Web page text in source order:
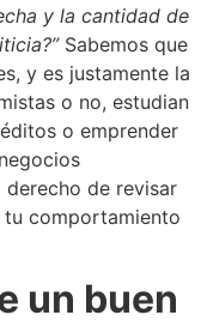
y la cantidad de
Sabemos que
y es justamente la
o no, estudian
o emprender
derecho de revisar
comportamiento
un buen